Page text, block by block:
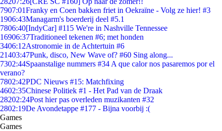
7907:01Franky en Coen bakken friet in Oekraïne - Volg ze hier! #3
1906:43Managarm's boerderij deel #5.1
7806:40[IndyCar] #115 We're in Nashville Tennessee
16906:37Traditioneel tekenen #6; met honden
3406:12Astronomie in de Achtertuin #6
21403:47Punk, disco, New Wave of? #60 Sing along...
7302:44Spaanstalige nummers #34 A que calor nos pasaremos por el
verano?
7802:42PDC Nieuws #15: Matchfixing
4602:35Chinese Politiek #1 - Het Pad van de Draak
28202:24Post hier pas overleden muzikanten #32
2802:19De Avondetappe #177 - Bijna voorbij :(
Games
Games